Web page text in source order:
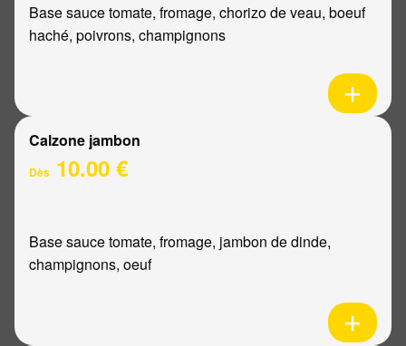
Base sauce tomate, fromage, chorizo de veau, boeuf
haché, poivrons, champignons
Calzone jambon
Dès 10.00 €
Base sauce tomate, fromage, jambon de dinde,
champignons, oeuf